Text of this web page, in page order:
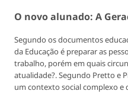
O novo alunado: A
Segundo os documentos
da Educação é preparar as
trabalho, porém em quais
atualidade?. Segundo Pretto e
um contexto social complexo e